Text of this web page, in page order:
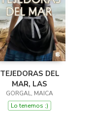
TEJEDORAS DEL
MAR, LAS
GORGAL, MAICA
Lo tenemos ;)